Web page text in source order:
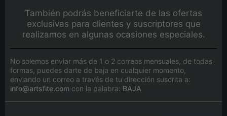
También podrás beneficiarte de las ofertas
exclusivas para clientes y suscriptores que
realizamos en algunas ocasiones especiales.
No solemos enviar más de 1 o 2 correos mensuales, de todas
formas, puedes darte de baja en cualquier momento,
enviando un correo a través de tu dirección suscrita a:
info@artsfite.com con la palabra: BAJA